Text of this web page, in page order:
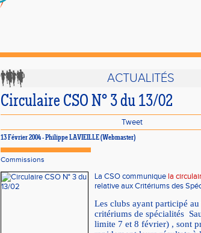
ACTUALITÉS
Circulaire CSO N° 3 du 13/02
Tweet
13 Février 2004 - Philippe LAVIEILLE (Webmaster)
Commissions
La CSO communique la
relative aux Critériums des
Les clubs ayant participé
critériums de spécialités
limite 7 et 8 février) , sont